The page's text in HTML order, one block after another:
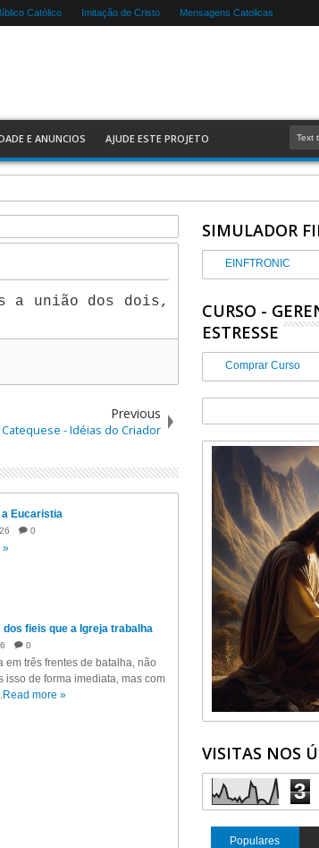
Católico Imitação de Cristo Mensagens Catolicas
E ANUNCIOS AJUDE ESTE PROJETO
a união dos dois,
Previous
Catequese - Idéias do Criador
a Eucaristia
0
»
dos fieis que a Igreja trabalha
0
em três frentes de batalha, não
isso de forma imediata, mas com
Read more »
SIMULADOR
EINFTRONIC
CURSO -
ESTRESSE
Comprar Curso
VISITAS NOS
3
Populares